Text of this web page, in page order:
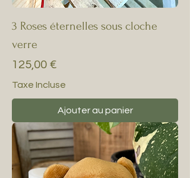
3 Roses éternelles sous cloche
verre
Prix
125,00 €
Taxe Incluse
Ajouter au panier